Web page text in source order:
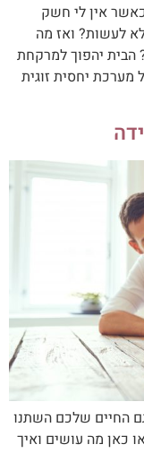
אין לי חשק
לעשות? ואז מה
הבית יהפוך למרקחת
יחסית זוגית
החיים שלכם השתנו
כאן מה עושים ואיך